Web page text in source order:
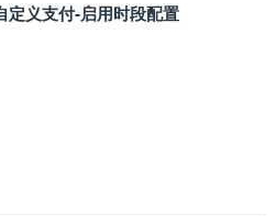
定义支付‑启用时段配置